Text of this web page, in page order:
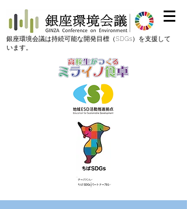
​銀座環境会議は持続可能な開発目標（SDGs）を支援して
います。